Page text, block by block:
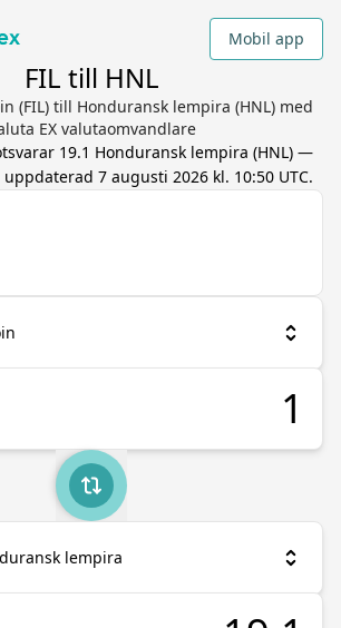
Mobil app
FIL till HNL
(FIL) till Honduransk lempira (HNL) med
EX valutaomvandlare
19.1 Honduransk lempira (HNL) —
uppdaterad 7 augusti 2026 kl. 10:50 UTC.
lempira